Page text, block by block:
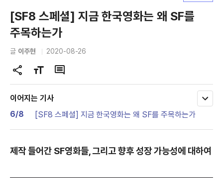
[SF8 스페셜] 지금 한국영화는 왜 SF를
주목하는가
글 이주현 2020-08-26
공
유
하
글
자
크
변
경
댓
글
이어지는 기사
6/8
[SF8 스페셜] 지금 한국영화는 왜 SF를 주목하는가
모
제작 들어간 SF영화들, 그리고 향후 성장 가능성에 대하여